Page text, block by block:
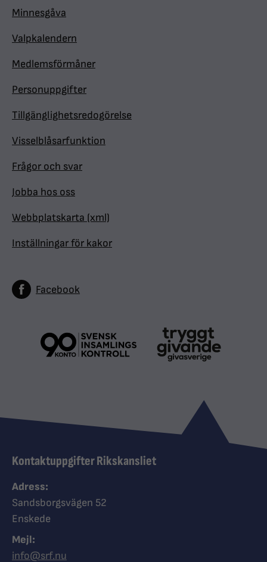
Minnesgåva
Valpkalendern
Medlemsförmåner
Personuppgifter
Tillgänglighetsredogörelse
Visselblåsarfunktion
Frågor och svar
Jobba hos oss
Webbplatskarta (xml)
Inställningar för kakor
Facebook
Kontaktuppgifter Rikskansliet
Adress:
Sandsborgsvägen 52
Enskede
Mejl:
info@srf.nu